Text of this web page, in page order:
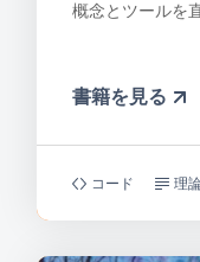
概念とツールを
書籍を見る
コード 理